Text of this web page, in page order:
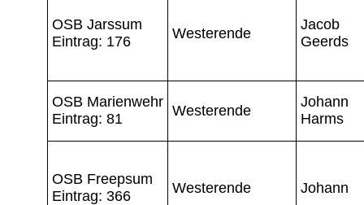
OSB Jarssum
Eintrag: 176
Westerende
Jacob
Geerds
OSB Marienwehr
Eintrag: 81
Westerende
Johann
Harms
OSB Freepsum
Eintrag: 366
Westerende Johann